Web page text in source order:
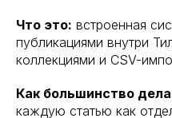
Что это: встроенная
публикациями внутри
коллекциями и CSV-
Как большинство
каждую статью как